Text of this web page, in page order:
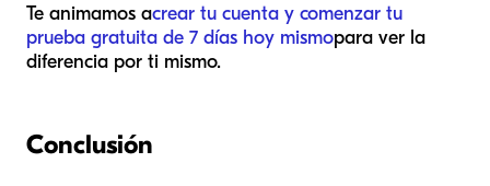
Te animamos acrear tu cuenta y comenzar tu
prueba gratuita de 7 días hoy mismopara ver la
diferencia por ti mismo.
Conclusión